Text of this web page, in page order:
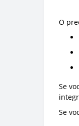
O
Se
Se